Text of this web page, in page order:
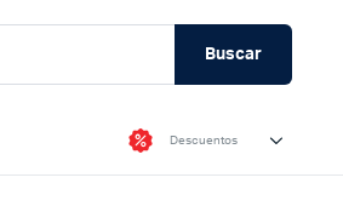
Buscar
Descuentos